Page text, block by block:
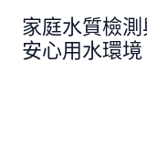
家庭水質檢
安心用水環境